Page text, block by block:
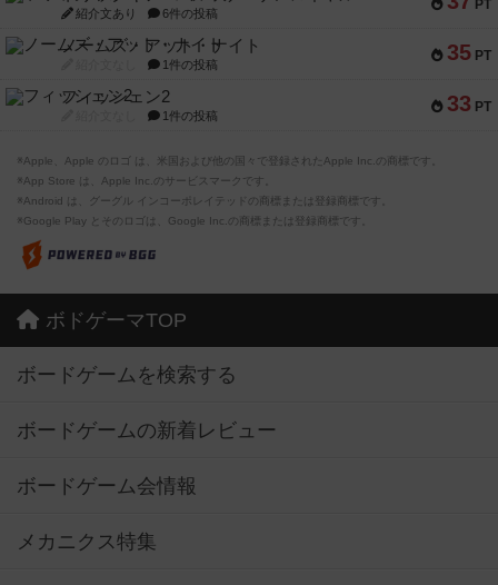
PT
紹介文あり 6件の投稿
35 PT
ノームズ・アット・ナイト
1件の投稿
33 PT
フィッシェン2
1件の投稿
※Apple、Apple のロゴ は、米国および他の国々で登録されたApple Inc.の商標です。
※App Store は、Apple Inc.のサービスマークです。
※Android は、グーグル インコーポレイテッドの商標または登録商標です。
※Google Play とそのロゴは、Google Inc.の商標または登録商標です。
ボドゲーマTOP
ボードゲームを検索する
ボードゲームの新着レビュー
ボードゲーム会情報
メカニクス特集